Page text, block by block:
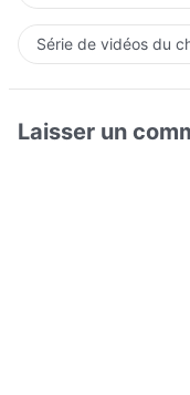
Série de vidéos du
Laisser un